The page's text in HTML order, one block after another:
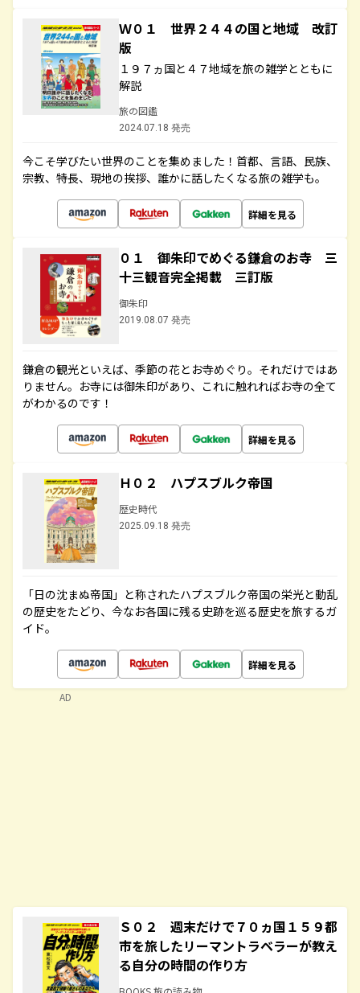
Ｗ０１ 世界２４４の国と地域 改訂
版
１９７ヵ国と４７地域を旅の雑学とともに
解説
旅の図鑑
2024.07.18 発売
今こそ学びたい世界のことを集めました！首都、言語、民族、
宗教、特長、現地の挨拶、誰かに話したくなる旅の雑学も。
詳細を見る
０１ 御朱印でめぐる鎌倉のお寺 三
十三観音完全掲載 三訂版
御朱印
2019.08.07 発売
鎌倉の観光といえば、季節の花とお寺めぐり。それだけではあ
りません。お寺には御朱印があり、これに触れればお寺の全て
がわかるのです！
詳細を見る
Ｈ０２ ハプスブルク帝国
歴史時代
2025.09.18 発売
「日の沈まぬ帝国」と称されたハプスブルク帝国の栄光と動乱
の歴史をたどり、今なお各国に残る史跡を巡る歴史を旅するガ
イド。
詳細を見る
Ｓ０２ 週末だけで７０ヵ国１５９都
市を旅したリーマントラベラーが教え
る自分の時間の作り方
AD